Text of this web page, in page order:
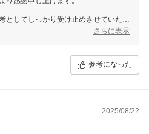
としてしっかり受け止めさせていただ
をご提供できるよう努めてまいりま
すので、是非日々快適にお過ごしいた
さらに表示
参考になった
2025/08/22